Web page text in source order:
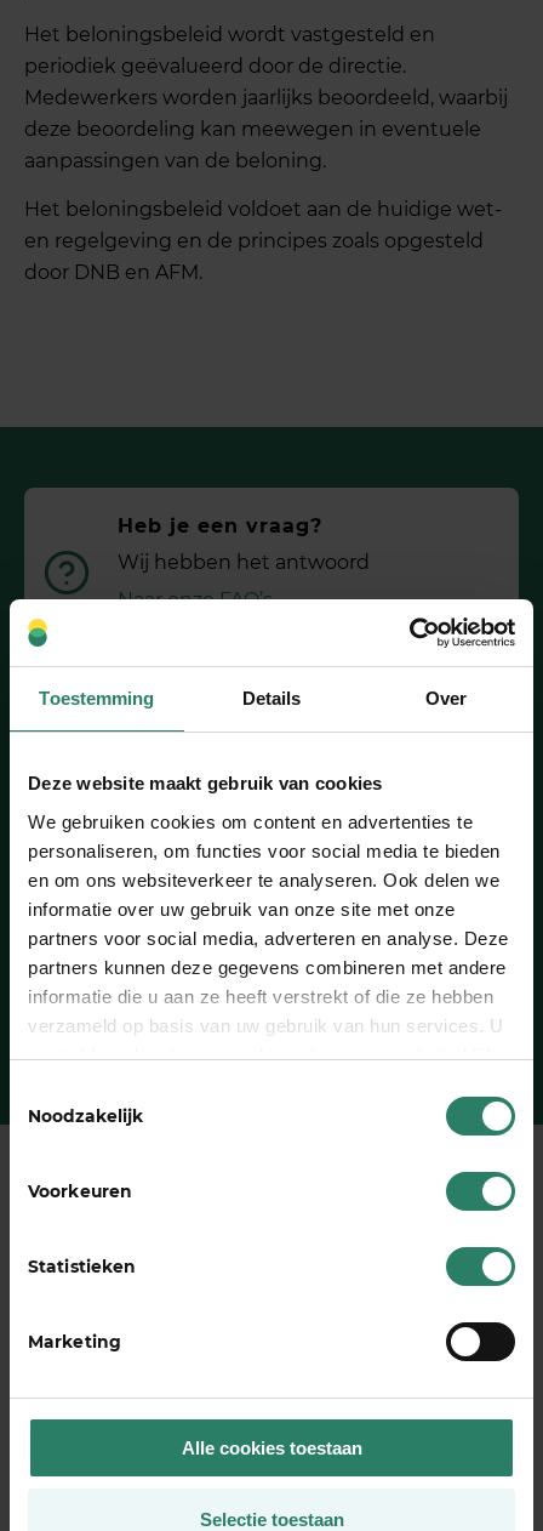
Toestemming Details Over
Deze website maakt gebruik van cookies
We gebruiken cookies om content en advertenties te
personaliseren, om functies voor social media te bieden
en om ons websiteverkeer te analyseren. Ook delen we
informatie over uw gebruik van onze site met onze
partners voor social media, adverteren en analyse. Deze
partners kunnen deze gegevens combineren met andere
informatie die u aan ze heeft verstrekt of die ze hebben
verzameld op basis van uw gebruik van hun services. U
gaat akkoord met onze cookies als u onze website blijft
Noodzakelijk
Voorkeuren
Statistieken
Marketing
Alle cookies toestaan
Selectie toestaan
Het beloningsbeleid wordt vastgesteld en
periodiek geëvalueerd door de directie.
Medewerkers worden jaarlijks beoordeeld, waarbij
deze beoordeling kan meewegen in eventuele
aanpassingen van de beloning.
Het beloningsbeleid voldoet aan de huidige wet-
en regelgeving en de principes zoals opgesteld
door DNB en AFM.
Heb je een vraag?
Wij hebben het antwoord
Naar onze FAQ’s
Toch even bellen?
We denken graag met je mee: ma. tot
In ons team werken?
Zo min mogelijk gedoe voor ­zzp’ers,
daar gaan we voor.
Naar onze vacatures
SharePeople